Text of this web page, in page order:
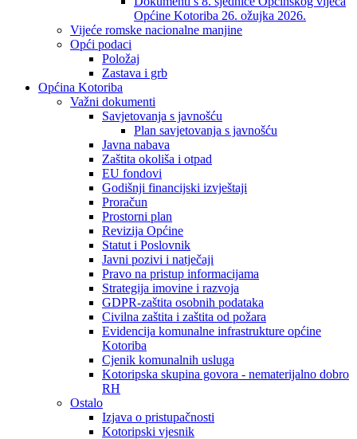
Općine Kotoriba 26. ožujka 2026.
Vijeće romske nacionalne manjine
Opći podaci
Položaj
Zastava i grb
Općina Kotoriba
Važni dokumenti
Savjetovanja s javnošću
Plan savjetovanja s javnošću
Javna nabava
Zaštita okoliša i otpad
EU fondovi
Godišnji financijski izvještaji
Proračun
Prostorni plan
Revizija Općine
Statut i Poslovnik
Javni pozivi i natječaji
Pravo na pristup informacijama
Strategija imovine i razvoja
GDPR-zaštita osobnih podataka
Civilna zaštita i zaštita od požara
Evidencija komunalne infrastrukture općine
Kotoriba
Cjenik komunalnih usluga
Kotoripska skupina govora - nematerijalno dobro
RH
Ostalo
Izjava o pristupačnosti
Kotoripski vjesnik